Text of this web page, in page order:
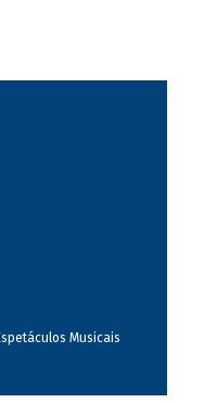
Musicais